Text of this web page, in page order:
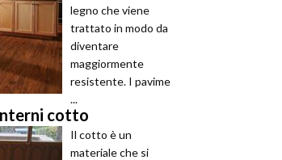
legno che viene
trattato in modo da
diventare
maggiormente
resistente. I pavime
...
cotto
Il cotto è un
materiale che si